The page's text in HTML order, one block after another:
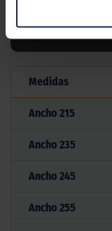
Medidas
Ancho 215
Ancho 235
Ancho 245
Ancho 255